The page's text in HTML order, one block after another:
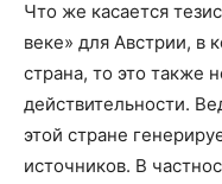
Что же касается
веке» для Австрии, в
страна, то это также
действительности.
этой стране
источников. В